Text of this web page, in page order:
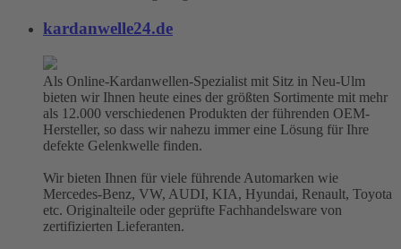
kardanwelle24.de
Als Online-Kardanwellen-Spezialist mit Sitz in Neu-Ulm
bieten wir Ihnen heute eines der größten Sortimente mit mehr
als 12.000 verschiedenen Produkten der führenden OEM-
Hersteller, so dass wir nahezu immer eine Lösung für Ihre
defekte Gelenkwelle finden.
Wir bieten Ihnen für viele führende Automarken wie
Mercedes-Benz, VW, AUDI, KIA, Hyundai, Renault, Toyota
etc. Originalteile oder geprüfte Fachhandelsware von
zertifizierten Lieferanten.